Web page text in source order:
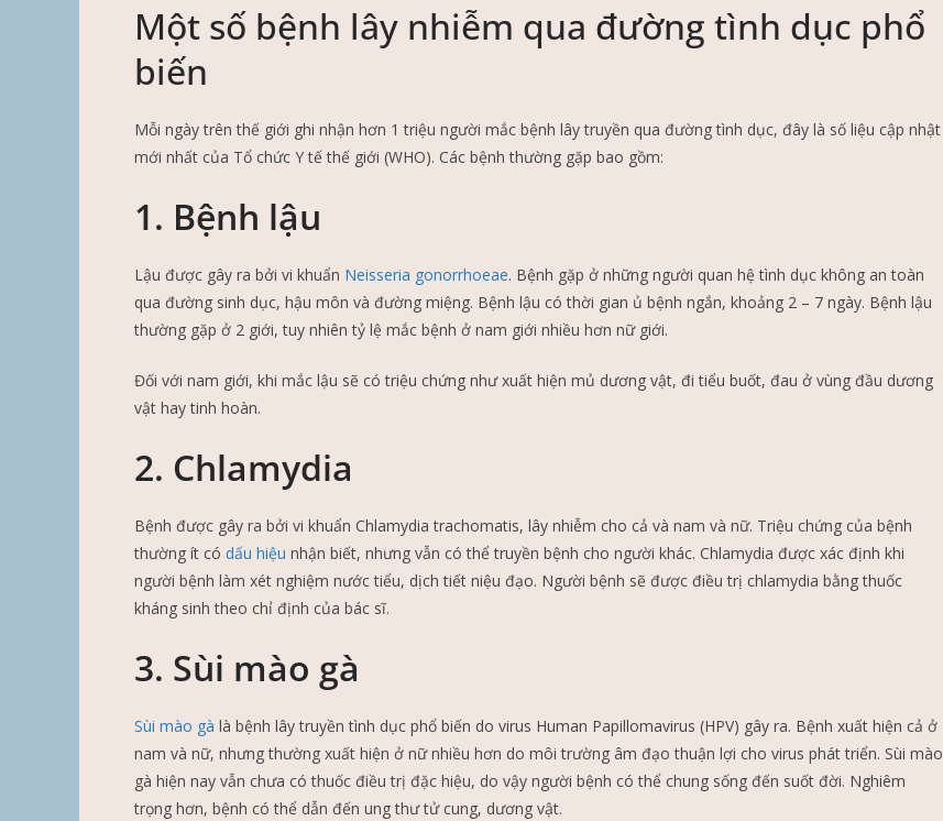
Một số bệnh lây nhiễm qua đường tình dục phổ
biến
Mỗi ngày trên thế giới ghi nhận hơn 1 triệu người mắc bệnh lây truyền qua đường tình dục, đây là số liệu cập nhật
mới nhất của Tổ chức Y tế thế giới (WHO). Các bệnh thường gặp bao gồm:
1. Bệnh lậu
Lậu được gây ra bởi vi khuẩn Neisseria gonorrhoeae. Bệnh gặp ở những người quan hệ tình dục không an toàn
qua đường sinh dục, hậu môn và đường miệng. Bệnh lậu có thời gian ủ bệnh ngắn, khoảng 2 – 7 ngày. Bệnh lậu
thường gặp ở 2 giới, tuy nhiên tỷ lệ mắc bệnh ở nam giới nhiều hơn nữ giới.
Đối với nam giới, khi mắc lậu sẽ có triệu chứng như xuất hiện mủ dương vật, đi tiểu buốt, đau ở vùng đầu dương
vật hay tinh hoàn.
2. Chlamydia
Bệnh được gây ra bởi vi khuẩn Chlamydia trachomatis, lây nhiễm cho cả và nam và nữ. Triệu chứng của bệnh
thường ít có dấu hiệu nhận biết, nhưng vẫn có thể truyền bệnh cho người khác. Chlamydia được xác định khi
người bệnh làm xét nghiệm nước tiểu, dịch tiết niệu đạo. Người bệnh sẽ được điều trị chlamydia bằng thuốc
kháng sinh theo chỉ định của bác sĩ.
3. Sùi mào gà
Sùi mào gà là bệnh lây truyền tình dục phổ biến do virus Human Papillomavirus (HPV) gây ra. Bệnh xuất hiện cả ở
nam và nữ, nhưng thường xuất hiện ở nữ nhiều hơn do môi trường âm đạo thuận lợi cho virus phát triển. Sùi mào
gà hiện nay vẫn chưa có thuốc điều trị đặc hiệu, do vậy người bệnh có thể chung sống đến suốt đời. Nghiêm
trọng hơn, bệnh có thể dẫn đến ung thư tử cung, dương vật.